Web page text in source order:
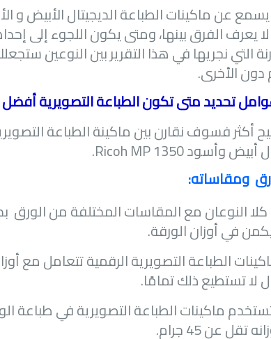
عن ماكينات الطباعة الديجيتال الأبيض و
يعرف الفرق بينها، ومتى يكون اللجوء إلى
التي نجريها في هذا التقرير بين النوعين
الأخرى.
تحديد متى تكون الطباعة التصويرية
أكثر فسوف نقارن بين ماكينة الطباعة التصويرية " 1
أبيض وأسودRicoh MP 1350
.
ومقاساته:
النوعان مع المقاسات المختلفة من الورق
في أوزان الورقة.
لا تستطيع ذلك تمامًا.
ماكينات الطباعة التصويرية في طباعة
تقل عن 45 جرام.